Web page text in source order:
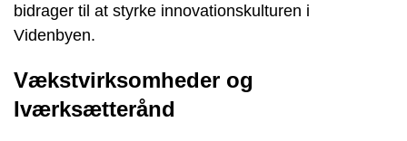
bidrager til at styrke innovationskulturen i
Videnbyen.
Vækstvirksomheder og
Iværksætterånd